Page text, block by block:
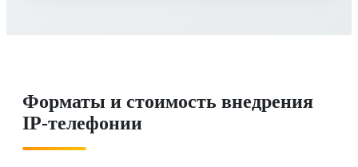
Форматы и стоимость внедрения
IP-телефонии